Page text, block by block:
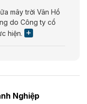
mây trời Vân Hồ
do Công ty cổ
hiện.
Bắc Giang do
Nghiệp